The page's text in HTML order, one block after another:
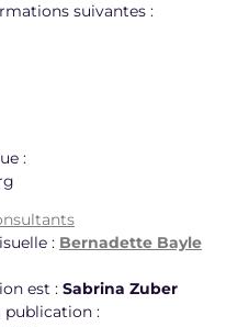
suivantes :
:
: Bernadette Bayle
est : Sabrina Zuber
publication :